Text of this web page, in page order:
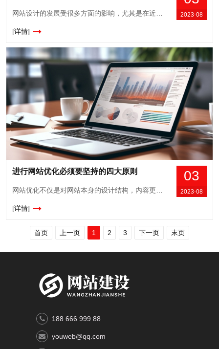
2023-08
[详情]
03
2023-08
进行网站优化必须要坚持的四大原则
[详情]
首页 上一页 1 2 3 下一页 末页
188 666 999 88
youweb@qq.com